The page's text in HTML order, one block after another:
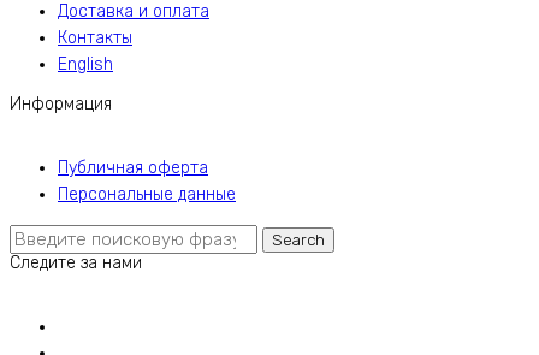
Доставка и оплата
Контакты
English
Информация
Публичная оферта
Персональные данные
Search
for:
Search
Следите за нами